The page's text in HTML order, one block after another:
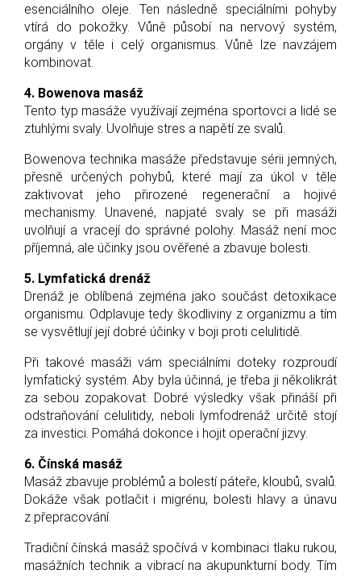
esenciálního oleje. Ten následně speciálními pohyby
vtírá do pokožky. Vůně působí na nervový systém,
orgány v těle i celý organismus. Vůně lze navzájem
kombinovat.
4. Bowenova masáž
Tento typ masáže využívají zejména sportovci a lidé se
ztuhlými svaly. Uvolňuje stres a napětí ze svalů.
Bowenova technika masáže představuje sérii jemných,
přesně určených pohybů, které mají za úkol v těle
zaktivovat jeho přirozené regenerační a hojivé
mechanismy. Unavené, napjaté svaly se při masáži
uvolňují a vracejí do správné polohy. Masáž není moc
příjemná, ale účinky jsou ověřené a zbavuje bolesti.
5. Lymfatická drenáž
Drenáž je oblíbená zejména jako součást detoxikace
organismu. Odplavuje tedy škodliviny z organizmu a tím
se vysvětlují její dobré účinky v boji proti celulitidě.
Při takové masáži vám speciálními doteky rozproudí
lymfatický systém. Aby byla účinná, je třeba ji několikrát
za sebou zopakovat. Dobré výsledky však přináší při
odstraňování celulitidy, neboli lymfodrenáž určitě stojí
za investici. Pomáhá dokonce i hojit operační jizvy.
6. Čínská masáž
Masáž zbavuje problémů a bolestí páteře, kloubů, svalů.
Dokáže však potlačit i migrénu, bolesti hlavy a únavu
z přepracování.
Tradiční čínská masáž spočívá v kombinaci tlaku rukou,
masážních technik a vibrací na akupunkturní body. Tím